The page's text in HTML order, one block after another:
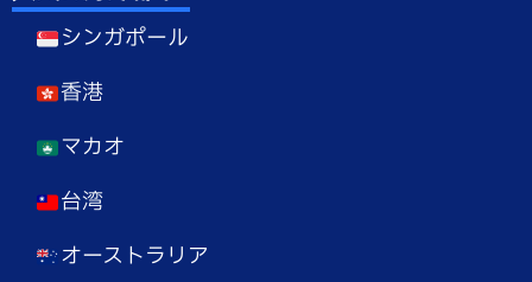
シンガポール
香港
マカオ
台湾
オーストラリア